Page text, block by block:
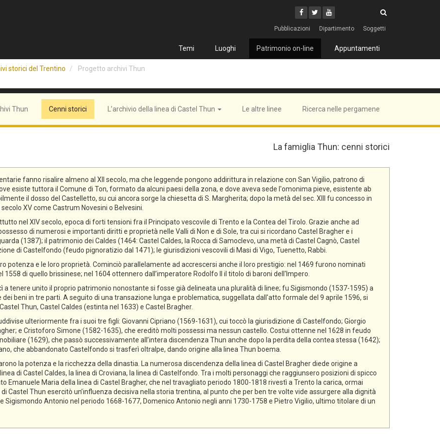
Facebook
Twitter
Youtube
Pubblicazioni Dipartimento Soggetti
Temi Luoghi Patrimonio on-line Appuntamenti
storici del Trentino Progetto archivi Thun
Thun Cenni storici L’archivio della linea di Castel Thun Le altre linee Ricerca nelle pergamene
La famiglia Thun: cenni storici
fanno risalire almeno al XII secolo, ma che leggende pongono addirittura in relazione con San Vigilio, patrono di
esiste tuttora il Comune di Ton, formato da alcuni paesi della zona, e dove aveva sede l'omonima pieve, esistente ab
il dosso del Castelletto, su cui ancora sorge la chiesetta di S. Margherita; dopo la metà del sec. XIII fu concesso in
XV come Castrum Novesini o Belvesini.
nel XIV secolo, epoca di forti tensioni fra il Principato vescovile di Trento e la Contea del Tirolo. Grazie anche ad
di numerosi e importanti diritti e proprietà nelle Valli di Non e di Sole, tra cui si ricordano Castel Bragher e i
(1387); il patrimonio dei Caldes (1464: Castel Caldes, la Rocca di Samoclevo, una metà di Castel Cagnò, Castel
di Castelfondo (feudo pignoratizio dal 1471); le giurisdizioni vescovili di Masi di Vigo, Tuenetto, Rabbi.
potenza e le loro proprietà. Cominciò parallelamente ad accrescersi anche il loro prestigio: nel 1469 furono nominati
di quello brissinese; nel 1604 ottennero dall’imperatore Rodolfo II il titolo di baroni dell'Impero.
a tenere unito il proprio patrimonio nonostante si fosse già delineata una pluralità di linee; fu Sigismondo (1537-1595) a
beni in tre parti. A seguito di una transazione lunga e problematica, suggellata dall'atto formale del 9 aprile 1596, si
Thun, Castel Caldes (estinta nel 1633) e Castel Bragher.
ulteriormente fra i suoi tre figli: Giovanni Cipriano (1569-1631), cui toccò la giurisdizione di Castelfondo; Giorgio
e Cristoforo Simone (1582-1635), che ereditò molti possessi ma nessun castello. Costui ottenne nel 1628 in feudo
(1629), che passò successivamente all’intera discendenza Thun anche dopo la perdita della contea stessa (1642);
che abbandonato Castelfondo si trasferì oltralpe, dando origine alla linea Thun boema.
la potenza e la ricchezza della dinastia. La numerosa discendenza della linea di Castel Bragher diede origine a
di Castel Caldes, la linea di Croviana, la linea di Castelfondo. Tra i molti personaggi che raggiunsero posizioni di spicco
Emanuele Maria della linea di Castel Bragher, che nel travagliato periodo 1800-1818 rivestì a Trento la carica, ormai
Castel Thun esercitò un’influenza decisiva nella storia trentina, al punto che per ben tre volte vide assurgere alla dignità
Antonio nel periodo 1668-1677, Domenico Antonio negli anni 1730-1758 e Pietro Vigilio, ultimo titolare di un